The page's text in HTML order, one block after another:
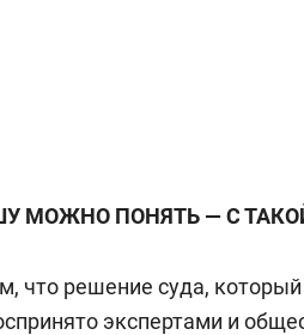
МОЖНО ПОНЯТЬ — С
что решение суда,
экспертами и